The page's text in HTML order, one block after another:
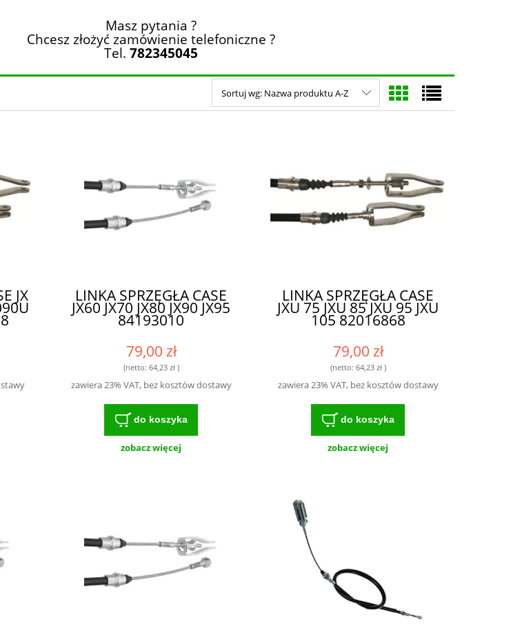
Masz pytania ?
Chcesz złożyć zamówienie telefoniczne ?
Tel. 782345045
Sortuj wg: Nazwa produktu A-Z
JX LINKA SPRZĘGŁA CASE
JX60 JX70 JX80 JX90 JX95
84193010
79,00 zł
(netto: 64,23 zł)
zawiera 23% VAT, bez kosztów dostawy
do koszyka
zobacz więcej
LINKA SPRZĘGŁA CASE
JXU 75 JXU 85 JXU 95 JXU
105 82016868
79,00 zł
(netto: 64,23 zł)
zawiera 23% VAT, bez kosztów dostawy
do koszyka
zobacz więcej